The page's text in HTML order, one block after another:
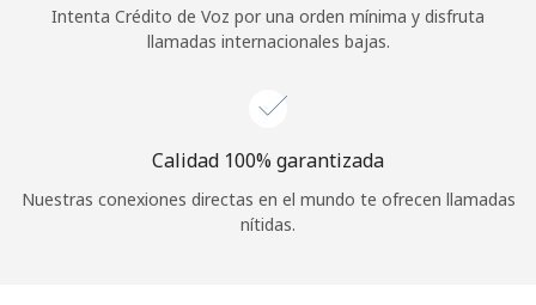
Intenta Crédito de Voz por una orden mínima y disfruta
llamadas internacionales bajas.
Calidad 100% garantizada
Nuestras conexiones directas en el mundo te ofrecen llamadas
nítidas.